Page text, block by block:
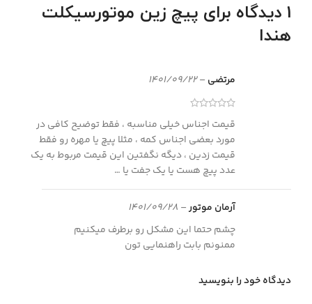
1 دیدگاه برای
پیچ زین موتورسیکلت
هندا
مرتضی –
1401/09/22
قیمت اجناس خیلی مناسبه ، فقط توضیح کافی در
مورد بعضی اجناس کمه ، مثلا پیچ یا مهره رو فقط
قیمت زدین ، دیگه نگفتین این قیمت مربوط به یک
عدد پیچ هست یا یک جفت یا …
آرمان موتور–
1401/09/28
چشم حتما این مشکل رو برطرف میکنیم
ممنونم بابت راهنمایی تون
دیدگاه خود را بنویسید